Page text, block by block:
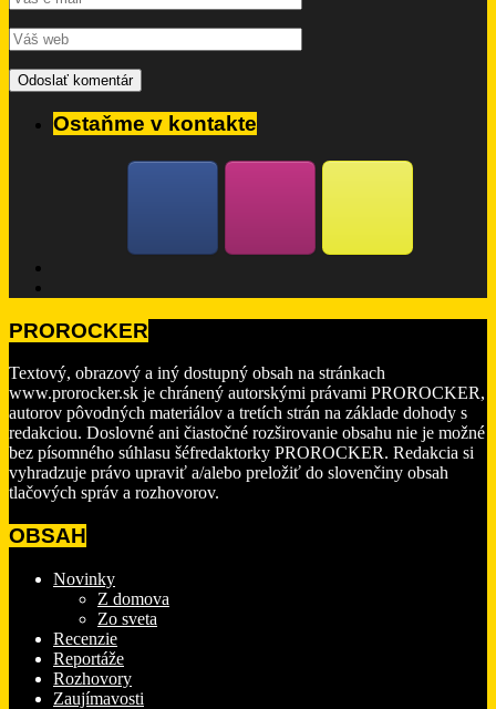
Ostaňme v kontakte
PROROCKER
Textový, obrazový a iný dostupný obsah na stránkach
www.prorocker.sk je chránený autorskými právami PROROCKER,
autorov pôvodných materiálov a tretích strán na základe dohody s
redakciou. Doslovné ani čiastočné rozširovanie obsahu nie je možné
bez písomného súhlasu šéfredaktorky PROROCKER. Redakcia si
vyhradzuje právo upraviť a/alebo preložiť do slovenčiny obsah
tlačových správ a rozhovorov.
OBSAH
Novinky
Z domova
Zo sveta
Recenzie
Reportáže
Rozhovory
Zaujímavosti